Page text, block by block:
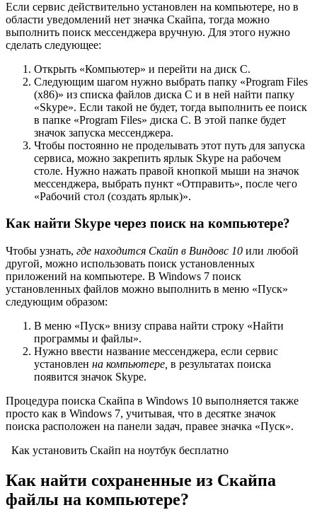
Если сервис действительно установлен на компьютере, но в
области уведомлений нет значка Скайпа, тогда можно
выполнить поиск мессенджера вручную. Для этого нужно
сделать следующее:
Открыть «Компьютер» и перейти на диск C.
Следующим шагом нужно выбрать папку «Program Files
(x86)» из списка файлов диска C и в ней найти папку
«Skype». Если такой не будет, тогда выполнить ее поиск
в папке «Program Files» диска C. В этой папке будет
значок запуска мессенджера.
Чтобы постоянно не проделывать этот путь для запуска
сервиса, можно закрепить ярлык Skype на рабочем
столе. Нужно нажать правой кнопкой мыши на значок
мессенджера, выбрать пункт «Отправить», после чего
«Рабочий стол (создать ярлык)».
Как найти Skype через поиск на компьютере?
Чтобы узнать, где находится Скайп в Виндовс 10 или любой
другой, можно использовать поиск установленных
приложений на компьютере. В Windows 7 поиск
установленных файлов можно выполнить в меню «Пуск»
следующим образом:
В меню «Пуск» внизу справа найти строку «Найти
программы и файлы».
Нужно ввести название мессенджера, если сервис
установлен на компьютере, в результатах поиска
появится значок Skype.
Процедура поиска Скайпа в Windows 10 выполняется также
просто как в Windows 7, учитывая, что в десятке значок
поиска расположен на панели задач, правее значка «Пуск».
Как установить Скайп на ноутбук бесплатно
Как найти сохраненные из Скайпа
файлы на компьютере?